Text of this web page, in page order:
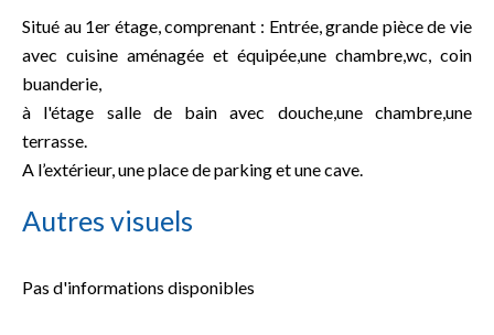
Situé au 1er étage, comprenant : Entrée, grande pièce de vie
avec cuisine aménagée et équipée,une chambre,wc, coin
buanderie,
à l'étage salle de bain avec douche,une chambre,une
terrasse.
A l’extérieur, une place de parking et une cave.
Autres visuels
Pas d'informations disponibles